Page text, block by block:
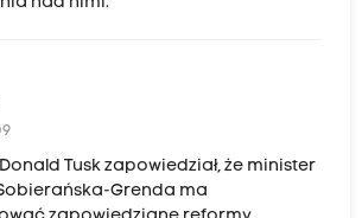
Tusk zapowiedział, że minister
Grenda ma